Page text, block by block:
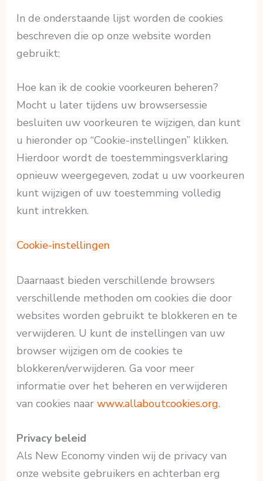
In de onderstaande lijst worden de cookies
beschreven die op onze website worden
gebruikt:
Hoe kan ik de cookie voorkeuren beheren?
Mocht u later tijdens uw browsersessie
besluiten uw voorkeuren te wijzigen, dan kunt
u hieronder op “Cookie-instellingen” klikken.
Hierdoor wordt de toestemmingsverklaring
opnieuw weergegeven, zodat u uw voorkeuren
kunt wijzigen of uw toestemming volledig
kunt intrekken.
Cookie-instellingen
Daarnaast bieden verschillende browsers
verschillende methoden om cookies die door
websites worden gebruikt te blokkeren en te
verwijderen. U kunt de instellingen van uw
browser wijzigen om de cookies te
blokkeren/verwijderen. Ga voor meer
informatie over het beheren en verwijderen
van cookies naarwww.allaboutcookies.org.
Privacy beleid
Als New Economy vinden wij de privacy van
onze website gebruikers en achterban erg